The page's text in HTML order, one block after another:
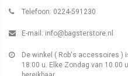
Telefoon: 0224-591230
E-mail: info@bagsterstore.nl
De winkel ( Rob's accessoires )
18.00 u. Elke Zondag van 10.00